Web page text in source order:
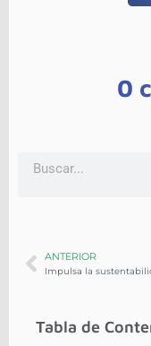
0
ANTERIOR
Tabla de